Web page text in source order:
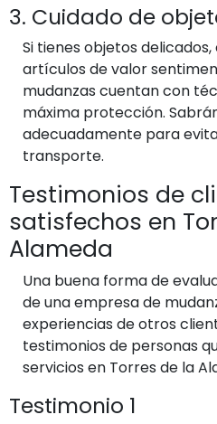
3. Cuidado de
Si tienes objetos
artículos de valor
mudanzas cuentan con
máxima protección.
adecuadamente para
transporte.
Testimonios de
satisfechos en
Alameda
Una buena forma de
de una empresa de
experiencias de otros
testimonios de personas
servicios en Torres de la
Testimonio 1